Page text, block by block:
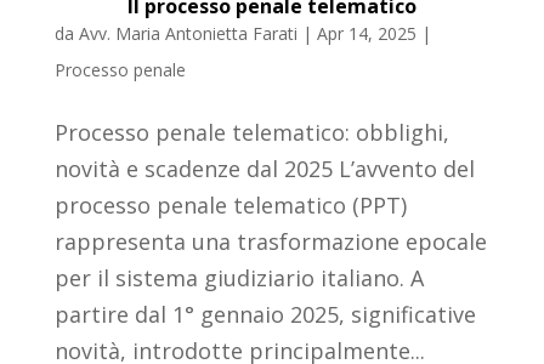
Il processo penale telematico
da Avv. Maria Antonietta Farati | Apr 14, 2025 |
Processo penale
Processo penale telematico: obblighi,
novità e scadenze dal 2025 L’avvento del
processo penale telematico (PPT)
rappresenta una trasformazione epocale
per il sistema giudiziario italiano. A
partire dal 1° gennaio 2025, significative
novità, introdotte principalmente...